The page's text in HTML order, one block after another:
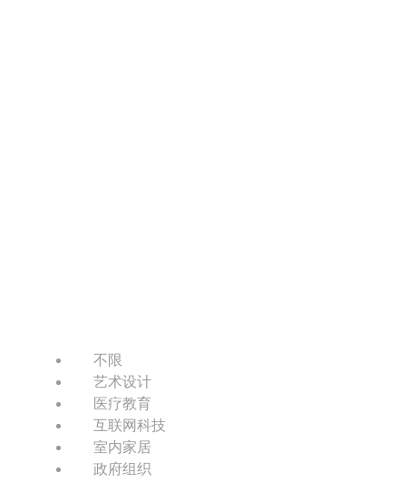
不限
艺术设计
医疗教育
互联网科技
室内家居
政府组织